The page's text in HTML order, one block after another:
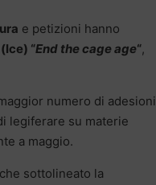
e petizioni hanno
“End the cage age“,
numero di adesioni
legiferare su materie
a maggio.
sottolineato la